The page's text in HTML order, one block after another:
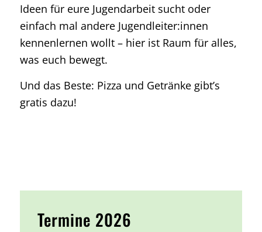
Ideen für eure Jugendarbeit sucht oder
einfach mal andere Jugendleiter:innen
kennenlernen wollt – hier ist Raum für alles,
was euch bewegt.
Und das Beste: Pizza und Getränke gibt’s
gratis dazu!
Termine 2026